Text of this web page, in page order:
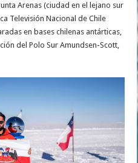
Arenas (ciudad en el lejano sur
Televisión Nacional de Chile
en bases chilenas antárticas,
del Polo Sur Amundsen-Scott,